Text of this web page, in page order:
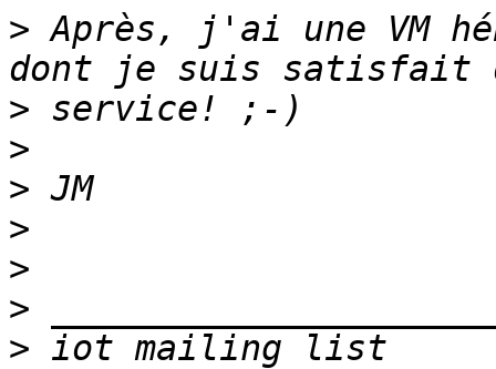
> Après, j'ai une VM
>
>
>
>
>
>
>